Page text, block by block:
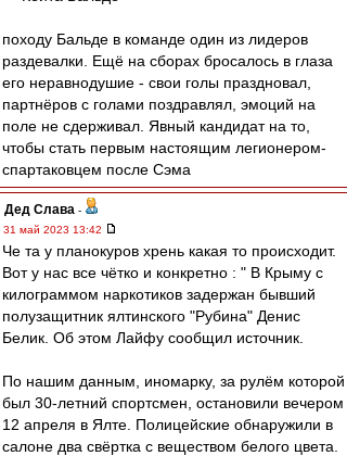
походу Бальде в команде один из лидеров
раздевалки. Ещё на сборах бросалось в глаза
его неравнодушие - свои голы праздновал,
партнёров с голами поздравлял, эмоций на
поле не сдерживал. Явный кандидат на то,
чтобы стать первым настоящим легионером-
спартаковцем после Сэма
Дед Слава -
31 май 2023 13:42
Че та у планокуров хрень какая то происходит.
Вот у нас все чётко и конкретно : " В Крыму с
килограммом наркотиков задержан бывший
полузащитник ялтинского "Рубина" Денис
Белик. Об этом Лайфу сообщил источник.
По нашим данным, иномарку, за рулём которой
был 30-летний спортсмен, остановили вечером
12 апреля в Ялте. Полицейские обнаружили в
салоне два свёртка с веществом белого цвета.